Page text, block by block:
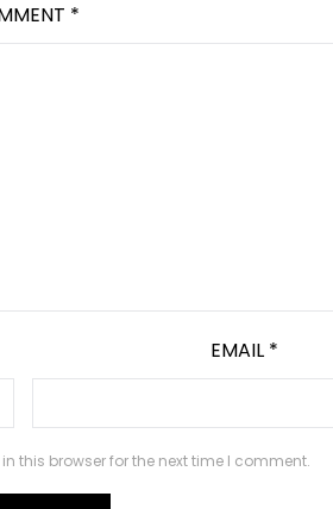
*
EMAIL *
this browser for the next time I comment.